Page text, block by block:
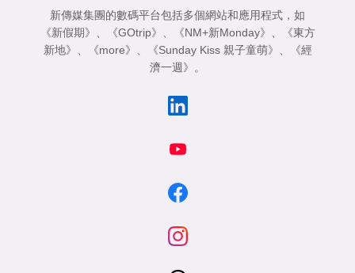
新傳媒集團的數碼平台包括多個網站和應用程式，如
《新假期》
《GOtrip》 《NM+新Monday》
《東方
新地》
《more》 《Sunday Kiss 親子童萌》
《經
濟一週》
。